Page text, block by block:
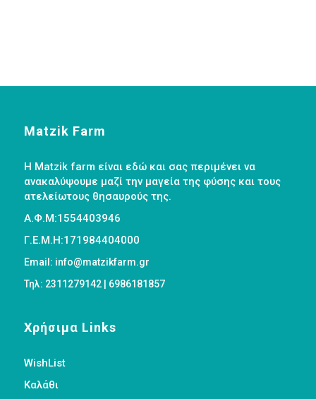
Matzik Farm
Η Matzik farm είναι εδώ και σας περιμένει να
ανακαλύψουμε μαζί την μαγεία της φύσης και τους
ατελείωτους θησαυρούς της.
Α.Φ.Μ:1554403946
Γ.Ε.Μ.Η:171984404000
Email: info@matzikfarm.gr
Τηλ: 2311279142 | 6986181857
Χρήσιμα Links
WishList
Καλάθι